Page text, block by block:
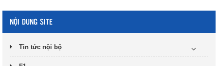
NỘI DUNG SITE
Tin tức nội bộ